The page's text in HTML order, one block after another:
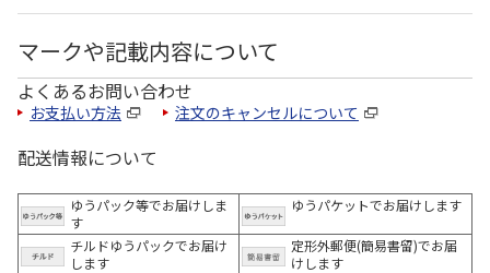
マークや記載内容について
よくあるお問い合わせ
お支払い方法 注文のキャンセルについて
配送情報について
ゆうパック等でお届けしま
す
ゆうパケットでお届けします
チルドゆうパックでお届け
します
定形外郵便(簡易書留)でお届
けします